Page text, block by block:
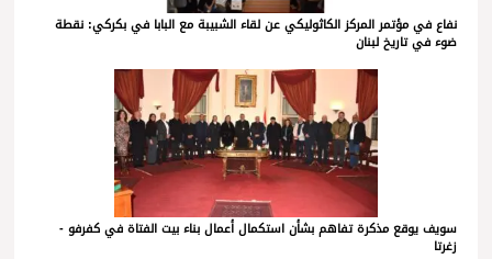
نفاع في مؤتمر المركز الكاثوليكي عن لقاء الشبيبة مع البابا في بكركي: نقطة
ضوء في تاريخ لبنان
سويف يوقع مذكرة تفاهم بشأن استكمال أعمال بناء بيت الفتاة في كفرفو -
زغرتا